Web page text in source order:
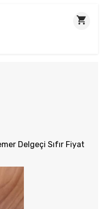
Delgeçi Sıfır Fiyat